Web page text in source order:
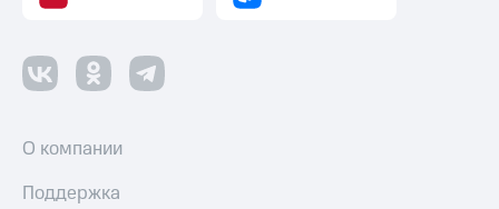
О компании
Поддержка